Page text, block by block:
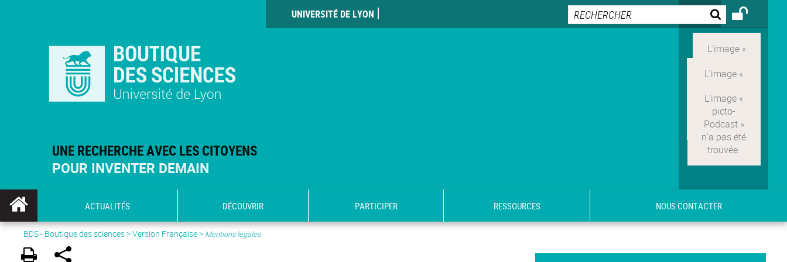
UNE RECHERCHE AVEC LES CITOYENS
POUR INVENTER DEMAIN
UNIVERSITÉ DE LYON
ACTUALITÉS DÉCOUVRIR PARTICIPER RESSOURCES NOUS CONTACTER
BDS - Boutique des sciences>Version Française> Mentions légales